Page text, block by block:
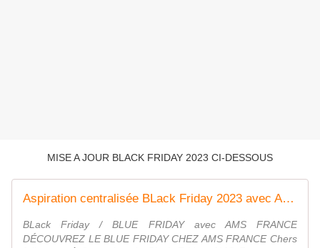
MISE A JOUR BLACK FRIDAY 2023 CI-DESSOUS
Aspiration centralisée BLack Friday 2023 avec AMS FRANCE - Aspiration centralisée ( AMS )
BLack Friday / BLUE FRIDAY avec AMS FRANCE
DÉCOUVREZ LE BLUE FRIDAY CHEZ AMS FRANCE Chers